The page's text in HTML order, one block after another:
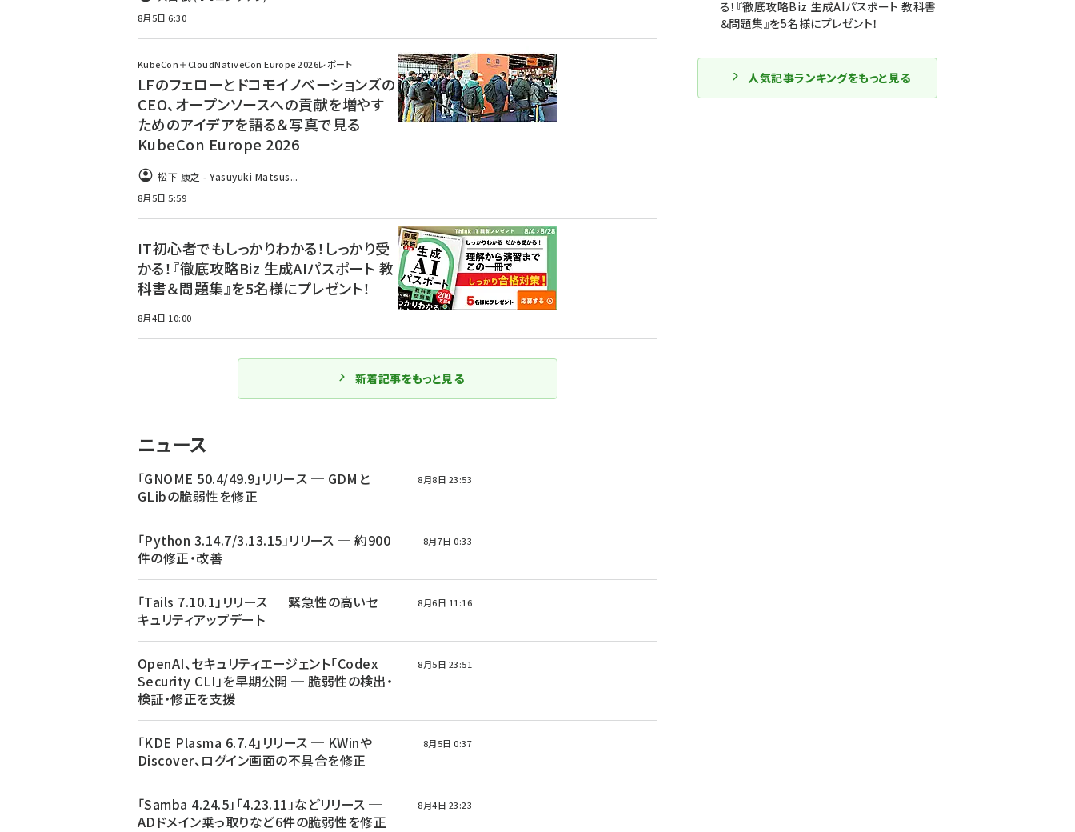
8月5日 6:30
KubeCon＋CloudNativeCon Europe 2026レポート
LFのフェローとドコモイノベーションズの
CEO、オープンソースへの貢献を増やす
ためのアイデアを語る＆写真で見る
KubeCon Europe 2026
松下 康之 - Yasuyuki Matsus...
8月5日 5:59
IT初心者でもしっかりわかる！しっかり受
かる！『徹底攻略Biz 生成AIパスポート 教
科書＆問題集』を5名様にプレゼント！
8月4日 10:00
新着記事をもっと見る
ニュース
「GNOME 50.4/49.9」リリース ─ GDMと
GLibの脆弱性を修正
8月8日 23:53
「Python 3.14.7/3.13.15」リリース ─ 約900
件の修正・改善
8月7日 0:33
「Tails 7.10.1」リリース ─ 緊急性の高いセ
キュリティアップデート
8月6日 11:16
OpenAI、セキュリティエージェント「Codex
Security CLI」を早期公開 ─ 脆弱性の検出・
検証・修正を支援
8月5日 23:51
「KDE Plasma 6.7.4」リリース ─ KWinや
Discover、ログイン画面の不具合を修正
8月5日 0:37
「Samba 4.24.5」「4.23.11」などリリース ─
ADドメイン乗っ取りなど6件の脆弱性を修正
8月4日 23:23
る！『徹底攻略Biz 生成AIパスポート 教科書
＆問題集』を5名様にプレゼント！
人気記事ランキングをもっと見る